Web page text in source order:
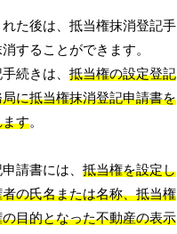
た後は、抵当権抹消登記手
することができます。
続きは、抵当権の設定登記
に抵当権抹消登記申請書を
ます。
請書には、抵当権を設定し
の氏名または名称、抵当権
目的となった不動産の表示